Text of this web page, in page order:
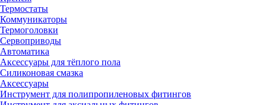
Термостаты
Коммуникаторы
Термоголовки
Сервоприводы
Автоматика
Аксессуары для тёплого пола
Силиконовая смазка
Аксессуары
Инструмент для полипропиленовых фитингов